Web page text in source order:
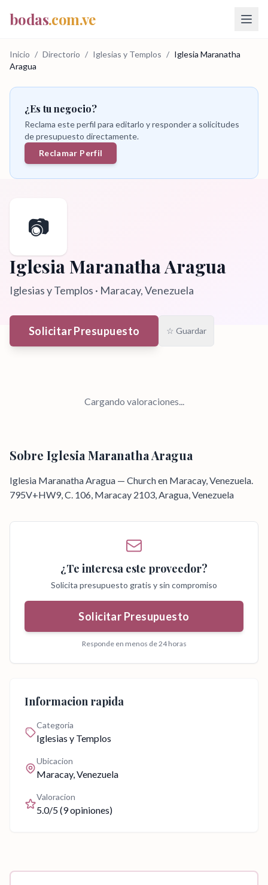
bodas.com.ve
Inicio / Directorio / Iglesias y Templos / Iglesia Maranatha
Aragua
¿Es tu negocio?
Reclama este perfil para editarlo y responder a solicitudes
de presupuesto directamente.
Reclamar Perfil
📷
Iglesia Maranatha Aragua
Iglesias y Templos · Maracay, Venezuela
Solicitar Presupuesto ☆ Guardar
Cargando valoraciones...
Sobre Iglesia Maranatha Aragua
Iglesia Maranatha Aragua — Church en Maracay, Venezuela.
795V+HW9, C. 106, Maracay 2103, Aragua, Venezuela
¿Te interesa este proveedor?
Solicita presupuesto gratis y sin compromiso
Solicitar Presupuesto
Responde en menos de 24 horas
Informacion rapida
Categoria
Iglesias y Templos
Ubicacion
Maracay, Venezuela
Valoracion
5.0/5 (9opiniones)